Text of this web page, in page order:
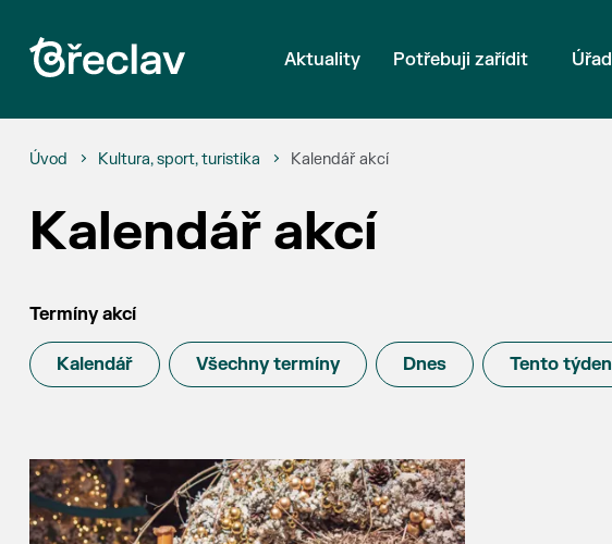
Aktuality Potřebuji zařídit Úřad
Úvod Kultura, sport, turistika Kalendář akcí
Kalendář akcí
Termíny akcí
Kalendář Všechny termíny Dnes Tento týden